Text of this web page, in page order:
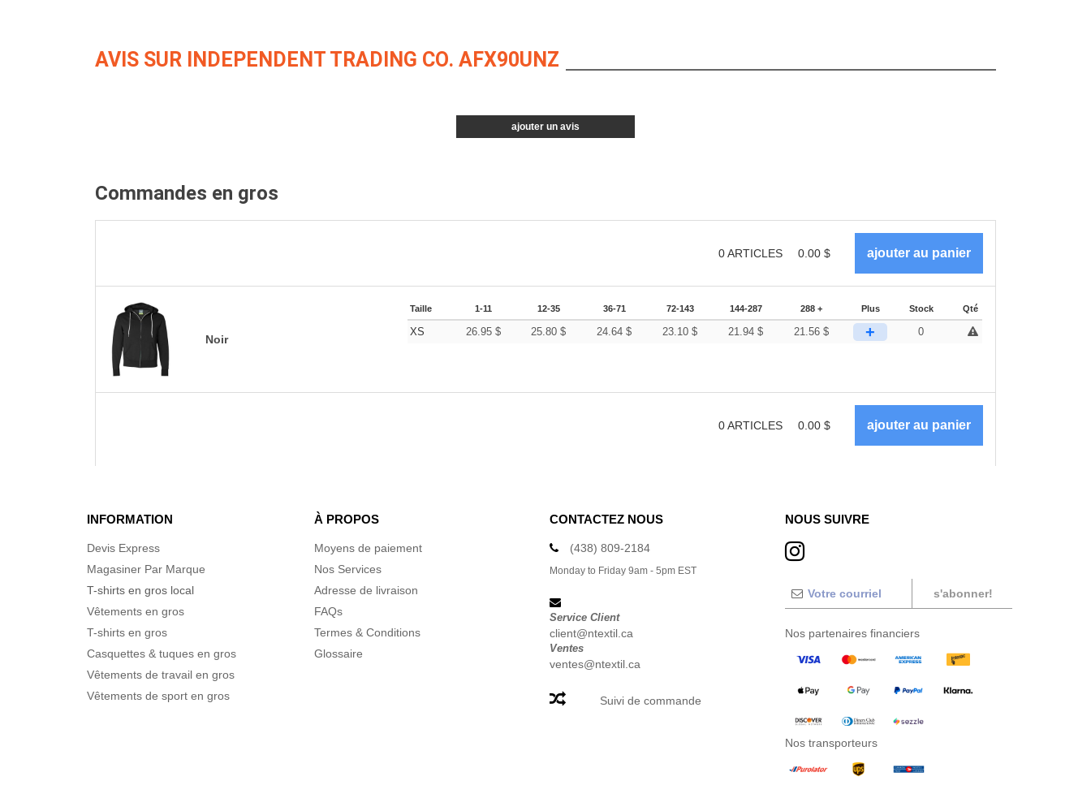
AVIS SUR INDEPENDENT TRADING CO. AFX90UNZ
ajouter un avis
Commandes en gros
0ARTICLES 0.00 $
Noir
Taille 1-11 12-35 36-71 72-143 144-287 288 + Plus Stock Qté
XS 26.95 $ 25.80$ 24.64$ 23.10$ 21.94$ 21.56$ + 0
0ARTICLES 0.00 $
INFORMATION
Devis Express
Magasiner Par Marque
T-shirts en gros local
Vêtements en gros
T-shirts en gros
Casquettes & tuques en gros
Vêtements de travail en gros
Vêtements de sport en gros
À PROPOS
Moyens de paiement
Nos Services
Adresse de livraison
FAQs
Termes & Conditions
Glossaire
CONTACTEZ NOUS
(438) 809-2184
Monday to Friday 9am - 5pm EST
Service Client
client@ntextil.ca
Ventes
ventes@ntextil.ca
Suivi de commande
NOUS SUIVRE
s'abonner!
Nos partenaires financiers
Nos transporteurs